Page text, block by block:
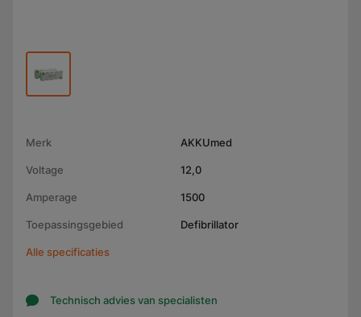
Merk AKKUmed
Voltage 12,0
Amperage 1500
Toepassingsgebied Defibrillator
Alle specificaties
Technisch advies van specialisten